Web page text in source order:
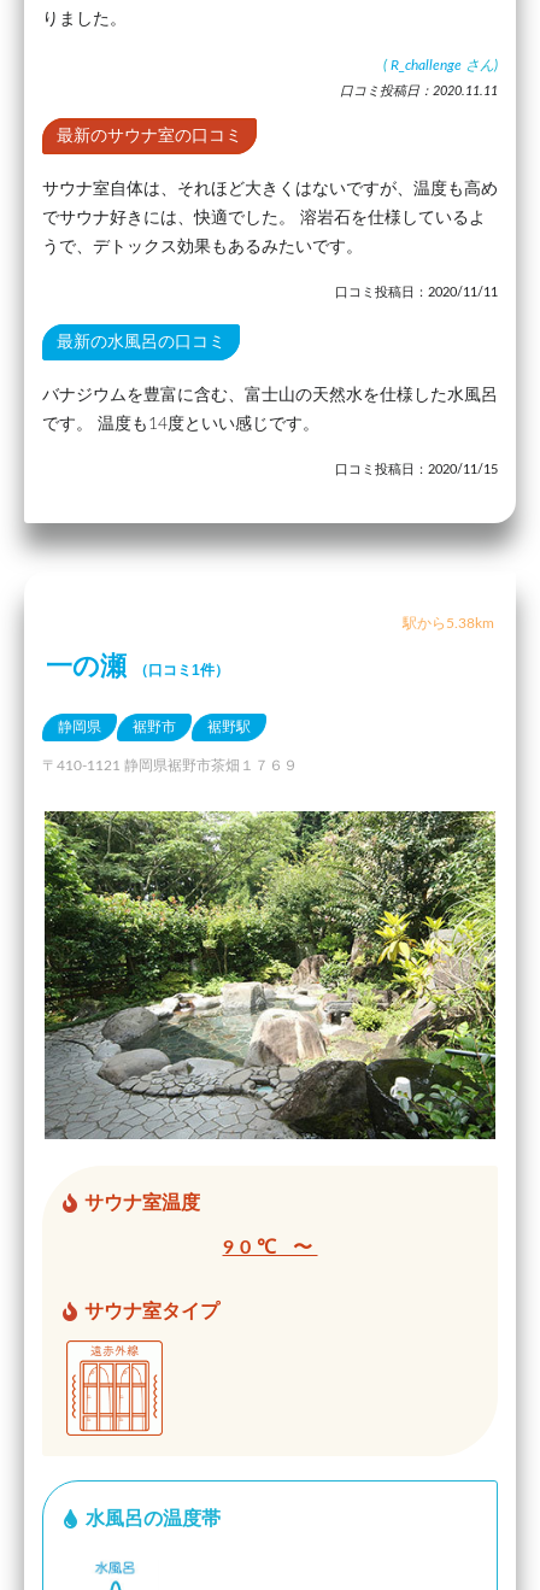
りました。
( R_challenge さん)
口コミ投稿日：2020.11.11
最新のサウナ室の口コミ
サウナ室自体は、それほど大きくはないですが、温度も高め
でサウナ好きには、快適でした。 溶岩石を仕様しているよ
うで、デトックス効果もあるみたいです。
口コミ投稿日：2020/11/11
最新の水風呂の口コミ
バナジウムを豊富に含む、富士山の天然水を仕様した水風呂
です。 温度も14度といい感じです。
口コミ投稿日：2020/11/15
駅から5.38km
一の瀬 （口コミ1件）
静岡県 裾野市 裾野駅
〒410-1121 静岡県裾野市茶畑１７６９
サウナ室温度
90℃ 〜
サウナ室タイプ
水風呂の温度帯